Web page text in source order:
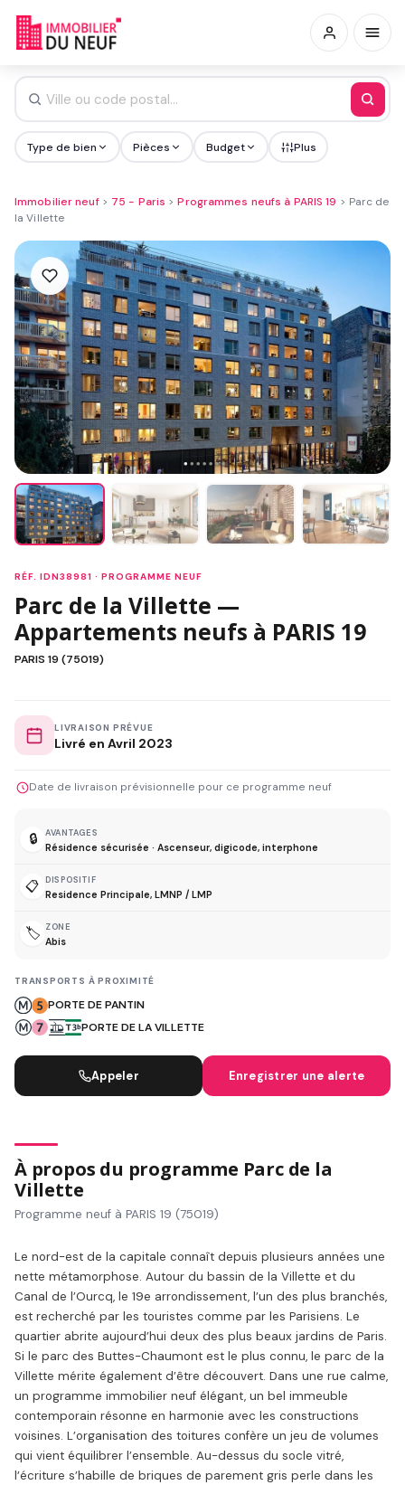
Type de bien Pièces Budget Plus
Immobilier neuf> 75 - Paris >Programmes neufs à PARIS 19 > Parc de
la Villette
RÉF. IDN38981 · PROGRAMME NEUF
Parc de la Villette —
Appartements neufs à PARIS 19
PARIS 19 (75019)
LIVRAISON PRÉVUE
Livré en Avril 2023
Date de livraison prévisionnelle pour ce programme neuf
🔒 AVANTAGES
Résidence sécurisée · Ascenseur, digicode, interphone
📋 DISPOSITIF
Residence Principale, LMNP / LMP
🏷️ ZONE
Abis
TRANSPORTS À PROXIMITÉ
PORTE DE PANTIN
PORTE DE LA VILLETTE
Appeler Enregistrer une alerte
À propos du programme Parc de la
Villette
Programme neuf à PARIS 19 (75019)
Le nord-est de la capitale connaît depuis plusieurs années une
nette métamorphose. Autour du bassin de la Villette et du
Canal de l’Ourcq, le 19e arrondissement, l’un des plus branchés,
est recherché par les touristes comme par les Parisiens. Le
quartier abrite aujourd’hui deux des plus beaux jardins de Paris.
Si le parc des Buttes-Chaumont est le plus connu, le parc de la
Villette mérite également d’être découvert. Dans une rue calme,
un programme immobilier neuf élégant, un bel immeuble
contemporain résonne en harmonie avec les constructions
voisines. L’organisation des toitures confère un jeu de volumes
qui vient équilibrer l’ensemble. Au-dessus du socle vitré,
l’écriture s’habille de briques de parement gris perle dans les